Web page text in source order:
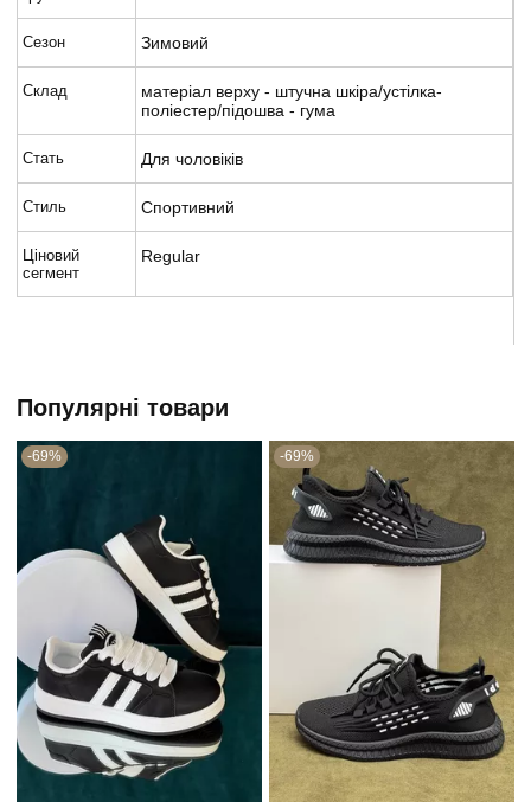
Сезон Зимовий
Склад
матеріал верху - штучна шкіра/устілка-
поліестер/підошва - гума
Стать Для чоловіків
Стиль Спортивний
Ціновий
сегмент
Regular
Популярні товари
-69% -69%